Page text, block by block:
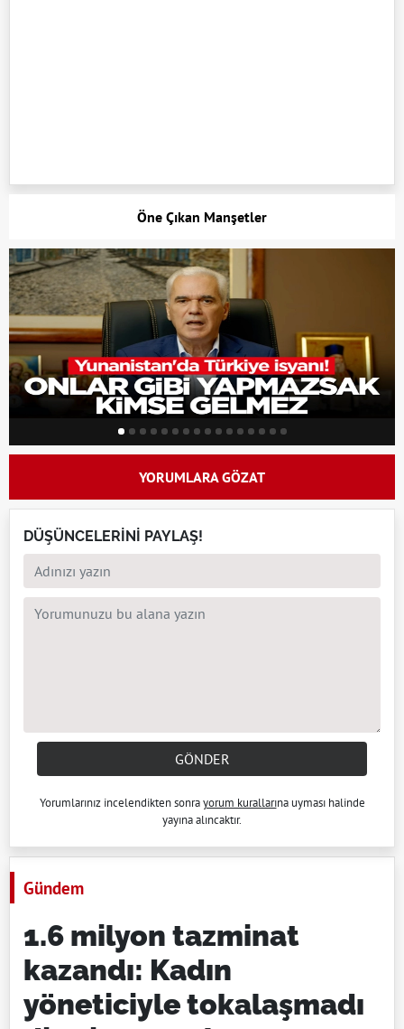
Öne Çıkan Manşetler
YORUMLARA GÖZAT
DÜŞÜNCELERİNİ PAYLAŞ!
GÖNDER
Yorumlarınız incelendikten sonrayorum kurallarına uyması halinde
yayına alıncaktır.
Gündem
1.6 milyon tazminat
kazandı: Kadın
yöneticiyle tokalaşmadı